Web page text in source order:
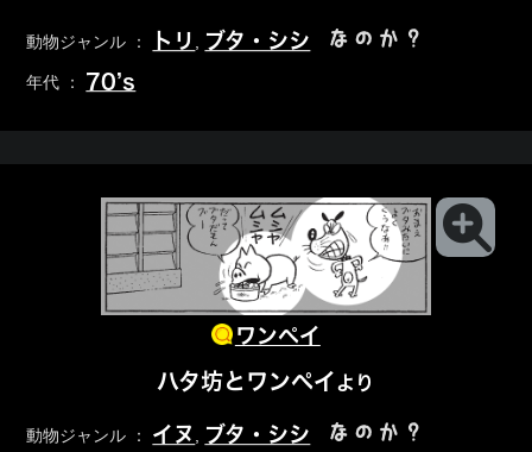
動物ジャンル ： トリ ブタ・シシ なのか？
年代 ： 70’s
ワンペイ
ハタ坊とワンペイ より
動物ジャンル ： イヌ , ブタ・シシ なのか？